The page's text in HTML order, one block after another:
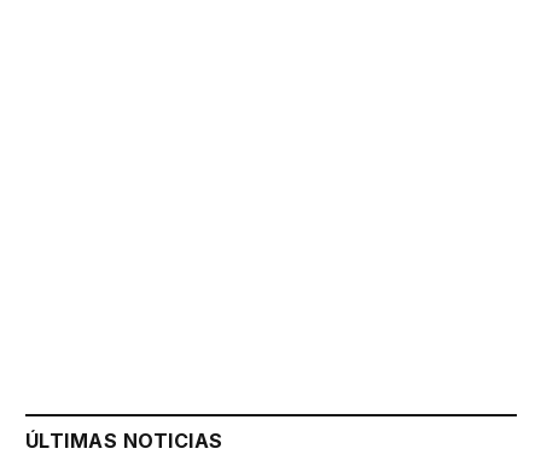
ÚLTIMAS NOTICIAS